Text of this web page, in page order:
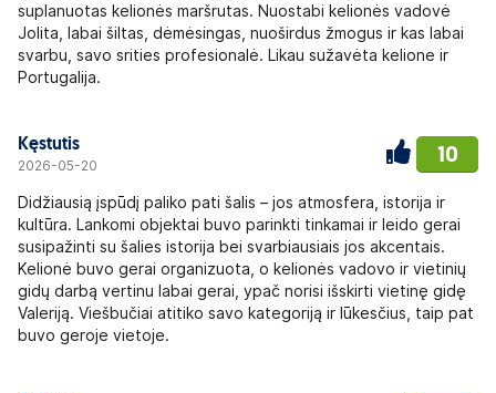
suplanuotas kelionės maršrutas. Nuostabi kelionės vadovė
Jolita, labai šiltas, dėmėsingas, nuoširdus žmogus ir kas labai
svarbu, savo srities profesionalė. Likau sužavėta kelione ir
Portugalija.
Kęstutis
2026-05-20 10
Didžiausią įspūdį paliko pati šalis – jos atmosfera, istorija ir
kultūra. Lankomi objektai buvo parinkti tinkamai ir leido gerai
susipažinti su šalies istorija bei svarbiausiais jos akcentais.
Kelionė buvo gerai organizuota, o kelionės vadovo ir vietinių
gidų darbą vertinu labai gerai, ypač norisi išskirti vietinę gidę
Valeriją. Viešbučiai atitiko savo kategoriją ir lūkesčius, taip pat
buvo geroje vietoje.